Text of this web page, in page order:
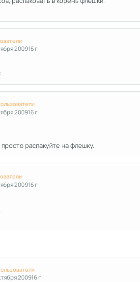
200916 г
200916 г
распакуйте на флешку.
200916 г
200916 г